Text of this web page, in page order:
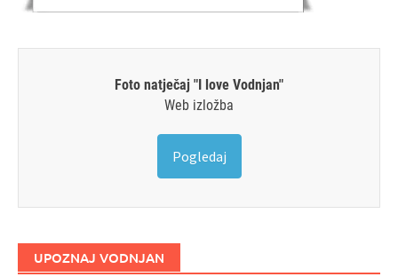
Foto natječaj "I love Vodnjan"
Web izložba
Pogledaj
UPOZNAJ VODNJAN